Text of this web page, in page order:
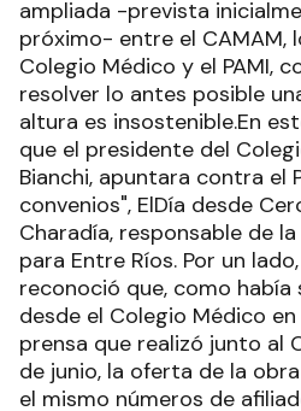
ampliada -prevista
próximo- entre el CAMAM,
Colegio Médico y el PAMI,
resolver lo antes posible
altura es insostenible.En
que el presidente del
Bianchi, apuntara contra el
convenios", ElDía desde
Charadía, responsable de
para Entre Ríos. Por un
reconoció que, como
desde el Colegio Médico
prensa que realizó junto al
de junio, la oferta de la
el mismo números de